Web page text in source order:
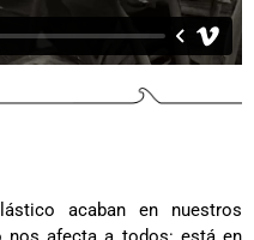
acaban en nuestros